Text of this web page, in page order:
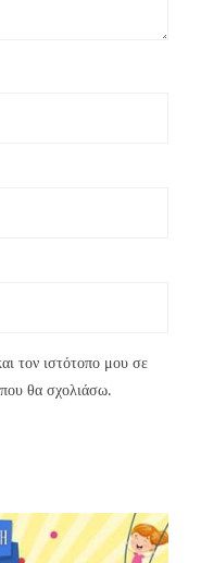
τον ιστότοπο μου σε
θα σχολιάσω.